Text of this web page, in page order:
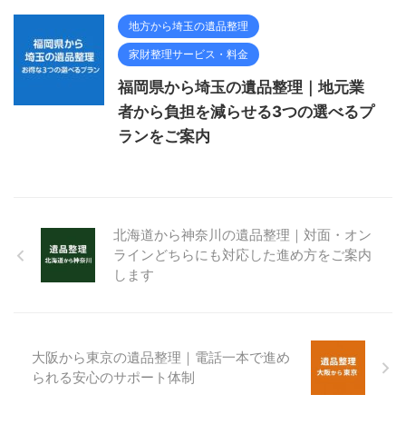
地方から埼玉の遺品整理
家財整理サービス・料金
福岡県から埼玉の遺品整理｜地元業
者から負担を減らせる3つの選べるプ
ランをご案内
北海道から神奈川の遺品整理｜対面・オン
ラインどちらにも対応した進め方をご案内
します
大阪から東京の遺品整理｜電話一本で進め
られる安心のサポート体制